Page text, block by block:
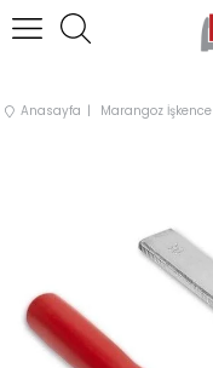
Anasayfa Marangoz İşkence